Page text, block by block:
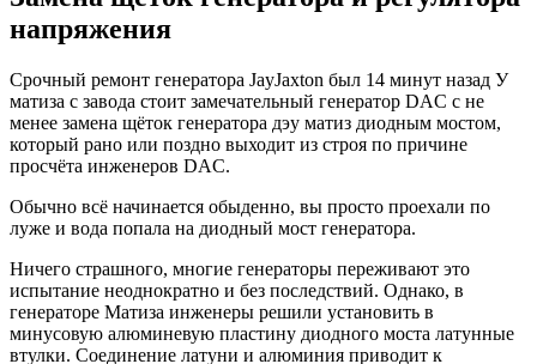
напряжения
Срочный ремонт генератора JayJaxton был 14 минут назад У
матиза с завода стоит замечательный генератор DAC с не
менее замена щёток генератора дэу матиз диодным мостом,
который рано или поздно выходит из строя по причине
просчёта инженеров DAC.
Обычно всё начинается обыденно, вы просто проехали по
луже и вода попала на диодный мост генератора.
Ничего страшного, многие генераторы переживают это
испытание неоднократно и без последствий. Однако, в
генераторе Матиза инженеры решили установить в
минусовую алюминевую пластину диодного моста латунные
втулки. Соединение латуни и алюминия приводит к